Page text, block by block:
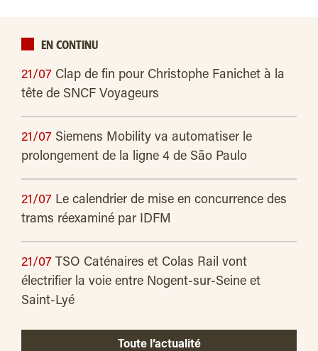
EN CONTINU
21/07 Clap de fin pour Christophe Fanichet à la
tête de SNCF Voyageurs
21/07 Siemens Mobility va automatiser le
prolongement de la ligne 4 de São Paulo
21/07 Le calendrier de mise en concurrence des
trams réexaminé par IDFM
21/07 TSO Caténaires et Colas Rail vont
électrifier la voie entre Nogent-sur-Seine et
Saint-Lyé
Toute l’actualité